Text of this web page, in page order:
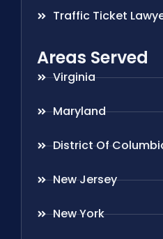
Traffic Ticket
Areas Served
Virginia
Maryland
District Of
New Jersey
New York